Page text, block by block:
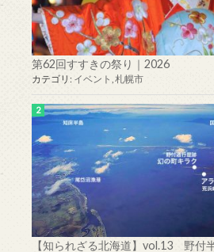
第62回すすきの祭り｜2026
カテゴリ: イベント 札幌市
【知られざる北海道】vol.13 野付